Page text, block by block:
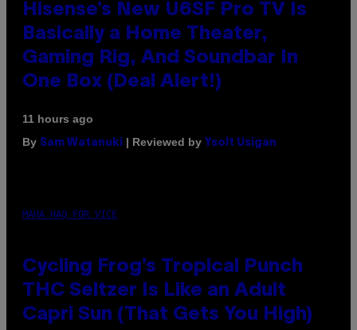
Hisense’s New U6SF Pro TV Is
Basically a Home Theater,
Gaming Rig, And Soundbar In
One Box (Deal Alert!)
11 hours ago
By Sam Watanuki | Reviewed by Ysolt Usigan
MAHA HAQ FOR VICE
Cycling Frog’s Tropical Punch
THC Seltzer Is Like an Adult
Capri Sun (That Gets You High)